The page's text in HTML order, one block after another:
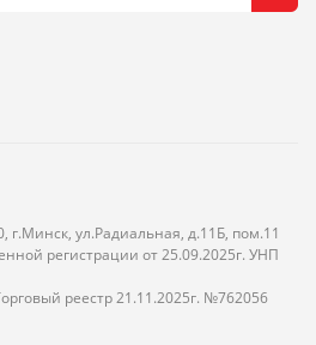
г.Минск, ул.Радиальная, д.11Б, пом.11
регистрации от 25.09.2025г. УНП
реестр 21.11.2025г. №762056